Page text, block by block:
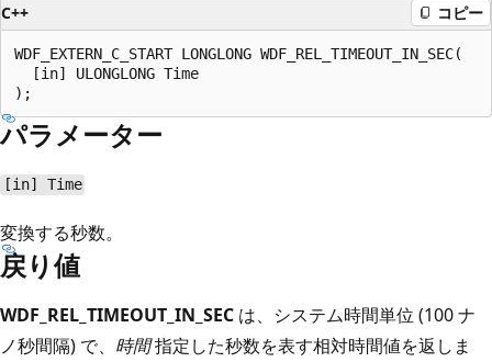
C++ コピー
WDF_EXTERN_C_START LONGLONG WDF_REL_TIMEOUT_IN_SEC(
  [in] ULONGLONG Time
パラメーター
[in] Time
変換する秒数。
戻り値
WDF_REL_TIMEOUT_IN_SEC は、システム時間単位 (100 ナ
ノ秒間隔) で、 時間指定した秒数を表す相対時間値を返しま